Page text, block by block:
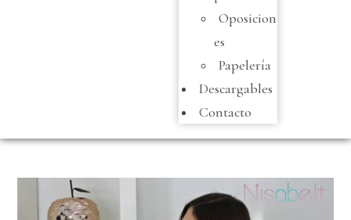
Oposicion
es
Papelería
Descargables
Contacto